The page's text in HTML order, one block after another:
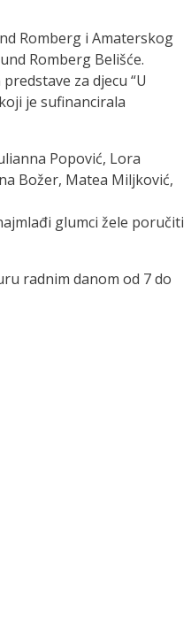
Romberg i Amaterskog
Romberg Belišće.
za djecu “U
je sufinancirala
Popović, Lora
Božer, Matea Miljković,
glumci žele poručiti
radnim danom od 7 do